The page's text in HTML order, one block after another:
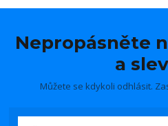
Nepropásněte
a
Můžete se kdykoli odhlásit.